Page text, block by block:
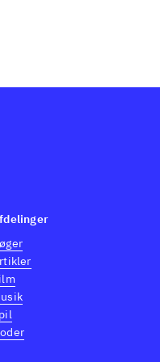
de
At
børn
både
for at
som